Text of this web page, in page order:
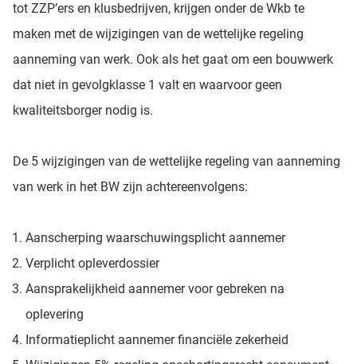
tot ZZP’ers en klusbedrijven, krijgen onder de Wkb te
maken met de wijzigingen van de wettelijke regeling
aanneming van werk. Ook als het gaat om een bouwwerk
dat niet in gevolgklasse 1 valt en waarvoor geen
kwaliteitsborger nodig is.
De 5 wijzigingen van de wettelijke regeling van aanneming
van werk in het BW zijn achtereenvolgens:
Aanscherping waarschuwingsplicht aannemer
Verplicht opleverdossier
Aansprakelijkheid aannemer voor gebreken na
oplevering
Informatieplicht aannemer financiële zekerheid